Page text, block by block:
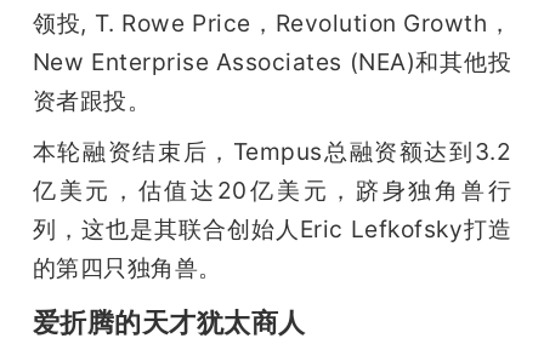
开
课
活
动
领投, T. Rowe Price，Revolution Growth，
New Enterprise Associates (NEA)和其他投
资者跟投。
本轮融资结束后，Tempus总融资额达到3.2
亿美元，估值达20亿美元，跻身独角兽行
列，这也是其联合创始人Eric Lefkofsky打造
的第四只独角兽。
爱折腾的天才犹太商人